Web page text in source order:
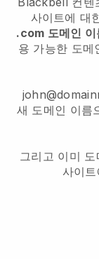
사이트에 대
.com 도메인 이
용 가능한 도메
새 도메인 이름
그리고 이미
사이